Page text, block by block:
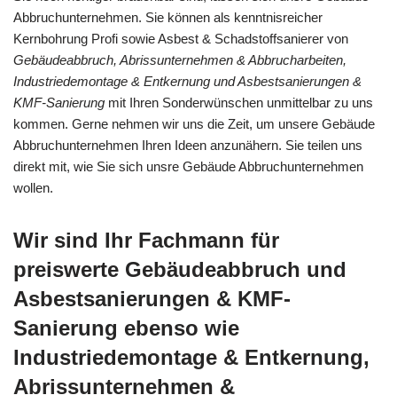
Abbruchunternehmen. Sie können als kenntnisreicher
Kernbohrung Profi sowie Asbest & Schadstoffsanierer von
Gebäudeabbruch, Abrissunternehmen & Abbrucharbeiten,
Industriedemontage & Entkernung und Asbestsanierungen &
KMF-Sanierung mit Ihren Sonderwünschen unmittelbar zu uns
kommen. Gerne nehmen wir uns die Zeit, um unsere Gebäude
Abbruchunternehmen Ihren Ideen anzunähern. Sie teilen uns
direkt mit, wie Sie sich unsre Gebäude Abbruchunternehmen
wollen.
Wir sind Ihr Fachmann für
preiswerte Gebäudeabbruch und
Asbestsanierungen & KMF-
Sanierung ebenso wie
Industriedemontage & Entkernung,
Abrissunternehmen &